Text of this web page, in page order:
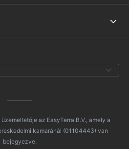
az EasyTerra B.V., amely a
kamaránál (01104443) van
bejegyezve.